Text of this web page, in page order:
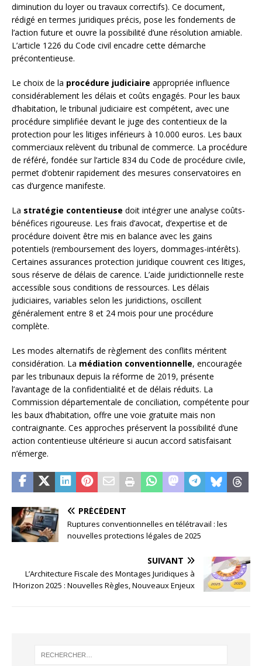
diminution du loyer ou travaux correctifs). Ce document,
rédigé en termes juridiques précis, pose les fondements de
l’action future et ouvre la possibilité d’une résolution amiable.
L’article 1226 du Code civil encadre cette démarche
précontentieuse.
Le choix de la procédure judiciaire appropriée influence
considérablement les délais et coûts engagés. Pour les baux
d’habitation, le tribunal judiciaire est compétent, avec une
procédure simplifiée devant le juge des contentieux de la
protection pour les litiges inférieurs à 10.000 euros. Les baux
commerciaux relèvent du tribunal de commerce. La procédure
de référé, fondée sur l’article 834 du Code de procédure civile,
permet d’obtenir rapidement des mesures conservatoires en
cas d’urgence manifeste.
La stratégie contentieuse doit intégrer une analyse coûts-
bénéfices rigoureuse. Les frais d’avocat, d’expertise et de
procédure doivent être mis en balance avec les gains
potentiels (remboursement des loyers, dommages-intérêts).
Certaines assurances protection juridique couvrent ces litiges,
sous réserve de délais de carence. L’aide juridictionnelle reste
accessible sous conditions de ressources. Les délais
judiciaires, variables selon les juridictions, oscillent
généralement entre 8 et 24 mois pour une procédure
complète.
Les modes alternatifs de règlement des conflits méritent
considération. La médiation conventionnelle, encouragée
par les tribunaux depuis la réforme de 2019, présente
l’avantage de la confidentialité et de délais réduits. La
Commission départementale de conciliation, compétente pour
les baux d’habitation, offre une voie gratuite mais non
contraignante. Ces approches préservent la possibilité d’une
action contentieuse ultérieure si aucun accord satisfaisant
n’émerge.
PRÉCÉDENT
Ruptures conventionnelles en télétravail : les
nouvelles protections légales de 2025
SUIVANT
L’Architecture Fiscale des Montages Juridiques à
l’Horizon 2025 : Nouvelles Règles, Nouveaux Enjeux